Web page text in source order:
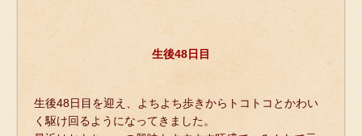
生後48日目
生後48日目を迎え、よちよち歩きからトコトコとかわい
く駆け回るようになってきました。